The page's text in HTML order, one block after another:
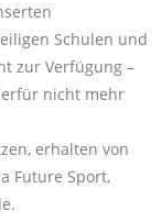
Schulen und
zur Verfügung –
nicht mehr
erhalten von
Future Sport,